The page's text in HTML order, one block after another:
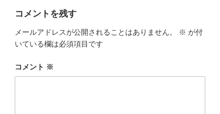
コメントを残す
メールアドレスが公開されることはありません。 ※ が付
いている欄は必須項目です
コメント ※